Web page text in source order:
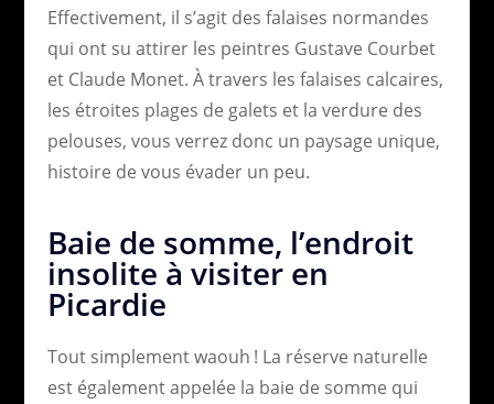
Effectivement, il s’agit des falaises normandes
qui ont su attirer les peintres Gustave Courbet
et Claude Monet. À travers les falaises calcaires,
les étroites plages de galets et la verdure des
pelouses, vous verrez donc un paysage unique,
histoire de vous évader un peu.
Baie de somme, l’endroit
insolite à visiter en
Picardie
Tout simplement waouh ! La réserve naturelle
est également appelée la baie de somme qui